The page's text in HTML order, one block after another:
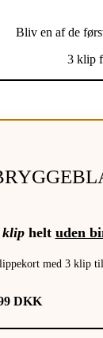
Bliv en af de
3 klip
klip helt uden
med 3 klip
DKK